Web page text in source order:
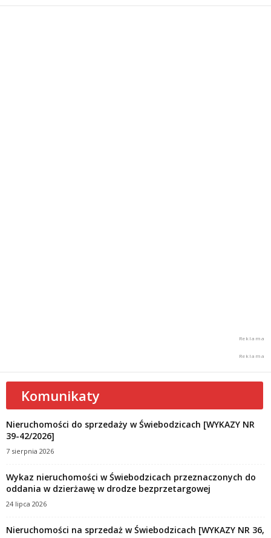
Komunikaty
Nieruchomości do sprzedaży w Świebodzicach [WYKAZY NR
39-42/2026]
7 sierpnia 2026
Wykaz nieruchomości w Świebodzicach przeznaczonych do
oddania w dzierżawę w drodze bezprzetargowej
24 lipca 2026
Nieruchomości na sprzedaż w Świebodzicach [WYKAZY NR 36,